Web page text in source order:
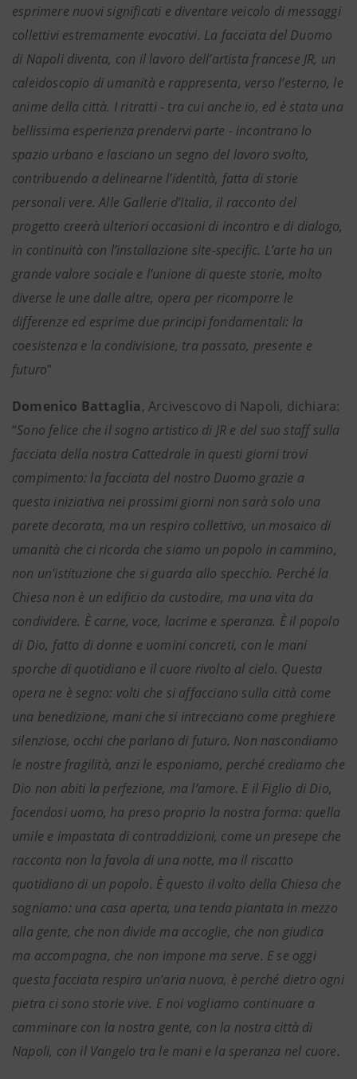
esprimere nuovi significati e diventare veicolo di messaggi
collettivi estremamente evocativi. La facciata del Duomo
di Napoli diventa, con il lavoro dell’artista francese JR, un
caleidoscopio di umanità e rappresenta, verso l’esterno, le
anime della città. I ritratti - tra cui anche io, ed è stata una
bellissima esperienza prendervi parte - incontrano lo
spazio urbano e lasciano un segno del lavoro svolto,
contribuendo a delinearne l’identità, fatta di storie
personali vere. Alle Gallerie d’Italia, il racconto del
progetto creerà ulteriori occasioni di incontro e di dialogo,
in continuità con l’installazione site-specific. L’arte ha un
grande valore sociale e l’unione di queste storie, molto
diverse le une dalle altre, opera per ricomporre le
differenze ed esprime due principi fondamentali: la
coesistenza e la condivisione, tra passato, presente e
futuro”
Domenico Battaglia, Arcivescovo di Napoli, dichiara:
“Sono felice che il sogno artistico di JR e del suo staff sulla
facciata della nostra Cattedrale in questi giorni trovi
compimento: la facciata del nostro Duomo grazie a
questa iniziativa nei prossimi giorni non sarà solo una
parete decorata, ma un respiro collettivo, un mosaico di
umanità che ci ricorda che siamo un popolo in cammino,
non un’istituzione che si guarda allo specchio. Perché la
Chiesa non è un edificio da custodire, ma una vita da
condividere. È carne, voce, lacrime e speranza. È il popolo
di Dio, fatto di donne e uomini concreti, con le mani
sporche di quotidiano e il cuore rivolto al cielo. Questa
opera ne è segno: volti che si affacciano sulla città come
una benedizione, mani che si intrecciano come preghiere
silenziose, occhi che parlano di futuro. Non nascondiamo
le nostre fragilità, anzi le esponiamo, perché crediamo che
Dio non abiti la perfezione, ma l’amore. E il Figlio di Dio,
facendosi uomo, ha preso proprio la nostra forma: quella
umile e impastata di contraddizioni, come un presepe che
racconta non la favola di una notte, ma il riscatto
quotidiano di un popolo. È questo il volto della Chiesa che
sogniamo: una casa aperta, una tenda piantata in mezzo
alla gente, che non divide ma accoglie, che non giudica
ma accompagna, che non impone ma serve. E se oggi
questa facciata respira un’aria nuova, è perché dietro ogni
pietra ci sono storie vive. E noi vogliamo continuare a
camminare con la nostra gente, con la nostra città di
Napoli, con il Vangelo tra le mani e la speranza nel cuore.